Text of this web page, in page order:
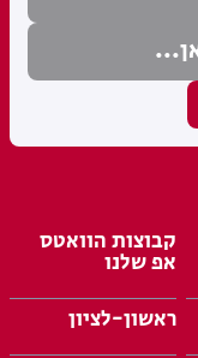
קבוצות הוואטס
אפ שלנו
ראשון-לציון